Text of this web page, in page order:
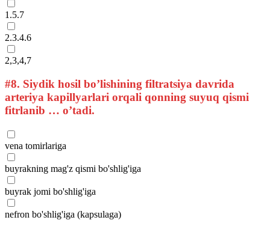
1.5.7
2.3.4.6
2,3,4,7
#8. Siydik hosil bo’lishining filtratsiya davrida
arteriya kapillyarlari orqali qonning suyuq qismi
fitrlanib … o’tadi.
vena tomirlariga
buyrakning mag'z qismi bo'shlig'iga
buyrak jomi bo'shlig'iga
nefron bo'shlig'iga (kapsulaga)